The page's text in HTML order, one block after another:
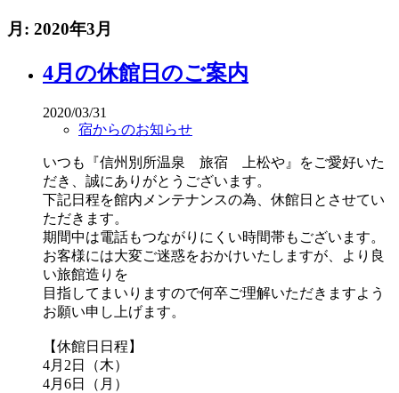
月: 2020年3月
4月の休館日のご案内
2020/03/31
宿からのお知らせ
いつも『信州別所温泉 旅宿 上松や』をご愛好いた
だき、誠にありがとうございます。
下記日程を館内メンテナンスの為、休館日とさせてい
ただきます。
期間中は電話もつながりにくい時間帯もございます。
お客様には大変ご迷惑をおかけいたしますが、より良
い旅館造りを
目指してまいりますので何卒ご理解いただきますよう
お願い申し上げます。
【休館日日程】
4月2日（木）
4月6日（月）